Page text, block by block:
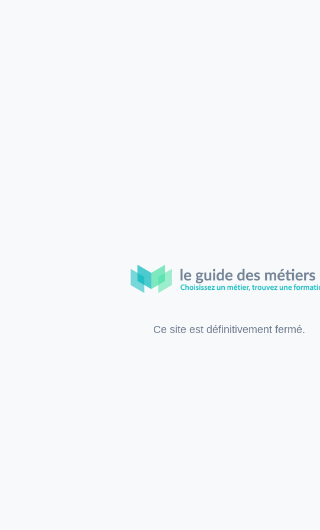
Ce site est définitivement fermé.